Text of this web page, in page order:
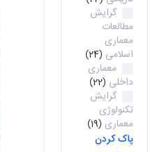
گرایش
مطالعات
معماری
اسلامی (24)
معماری
داخلی (22)
گرایش
تکنولوژی
معماری (19)
پاک کردن